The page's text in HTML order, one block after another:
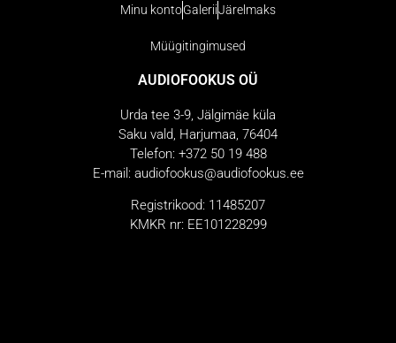
Minu kontoGaleriiJärelmaks
Müügitingimused
AUDIOFOOKUS OÜ
Urda tee 3-9, Jälgimäe küla
Saku vald, Harjumaa, 76404
Telefon: +372 50 19 488
E-mail: audiofookus@audiofookus.ee
Registrikood: 11485207
KMKR nr: EE101228299